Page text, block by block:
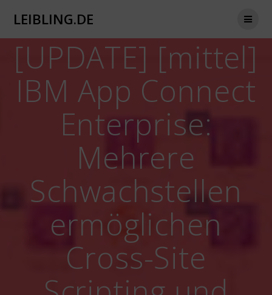
LEIBLING.DE
[UPDATE] [mittel]
IBM App Connect
Enterprise:
Mehrere
Schwachstellen
ermöglichen
Cross-Site